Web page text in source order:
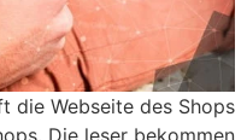
die Webseite des Shops
Die leser bekommen